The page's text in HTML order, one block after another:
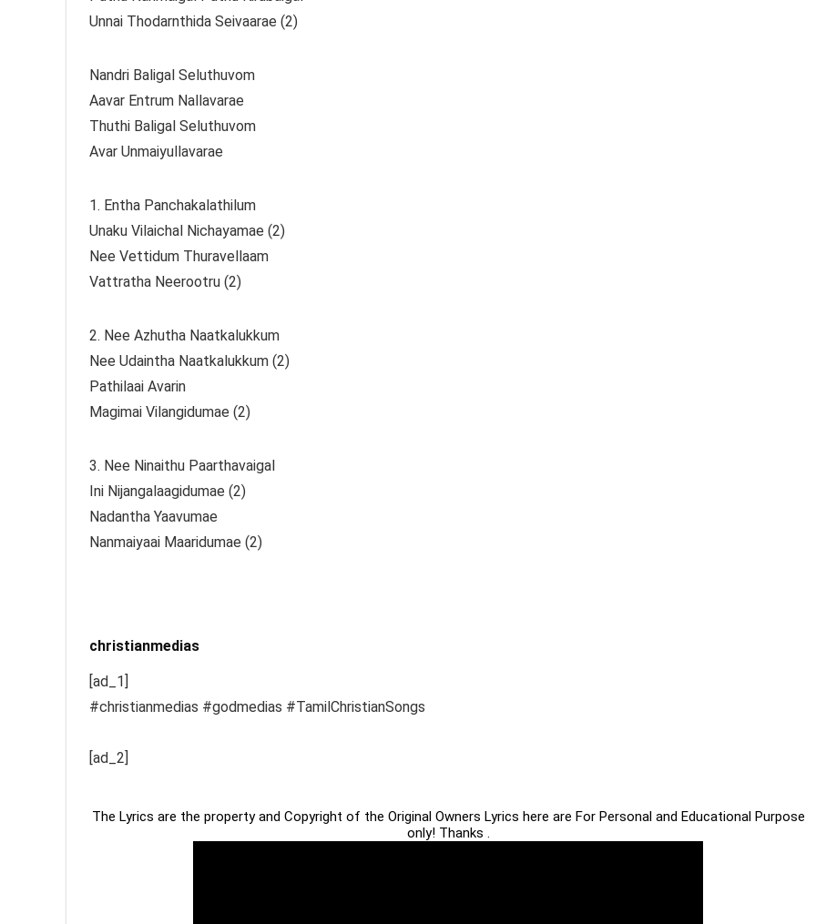
Unnai Thodarnthida Seivaarae (2)
Nandri Baligal Seluthuvom
Aavar Entrum Nallavarae
Thuthi Baligal Seluthuvom
Avar Unmaiyullavarae
1. Entha Panchakalathilum
Unaku Vilaichal Nichayamae (2)
Nee Vettidum Thuravellaam
Vattratha Neerootru (2)
2. Nee Azhutha Naatkalukkum
Nee Udaintha Naatkalukkum (2)
Pathilaai Avarin
Magimai Vilangidumae (2)
3. Nee Ninaithu Paarthavaigal
Ini Nijangalaagidumae (2)
Nadantha Yaavumae
Nanmaiyaai Maaridumae (2)
christianmedias
[ad_1]
#christianmedias #godmedias #TamilChristianSongs
[ad_2]
The Lyrics are the property and Copyright of the Original Owners Lyrics here are For Personal and Educational Purpose
only! Thanks .